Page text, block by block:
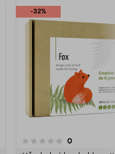
-32%
0anmeldelser
0.0 av 5 stjerner